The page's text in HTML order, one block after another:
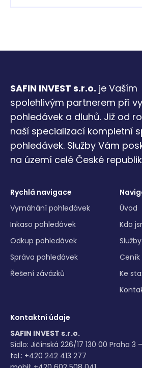
SAFIN INVEST s.r.o. je Vaším
spolehlivým partnerem při
pohledávek a dluhů. Již od
naší specializací kompletní
pohledávek. Služby Vám
na území celé České
Rychlá navigace
Vymáhání pohledávek
Inkaso pohledávek
Odkup pohledávek
Správa pohledávek
Řešení závázků
Úvod
Kdo
Služby
Ceník
Ke
Kontaktní údaje
SAFIN INVEST s.r.o.
Sídlo: Jičínská 226/17 130 00 Praha 3
tel.: +420 242 413 277